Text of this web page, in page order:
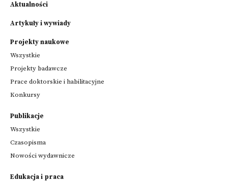
Aktualności
Artykuły i wywiady
Projekty naukowe
Wszystkie
Projekty badawcze
Prace doktorskie i habilitacyjne
Konkursy
Publikacje
Wszystkie
Czasopisma
Nowości wydawnicze
Edukacja i praca